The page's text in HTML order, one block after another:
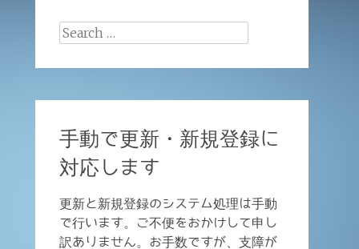
Search
手動で更新・新規登録に
対応します
更新と新規登録のシステム処理は手動
で行います。ご不便をおかけして申し
訳ありません。お手数ですが、支障が